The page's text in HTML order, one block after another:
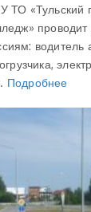
«Тульский
водитель
Подробнее